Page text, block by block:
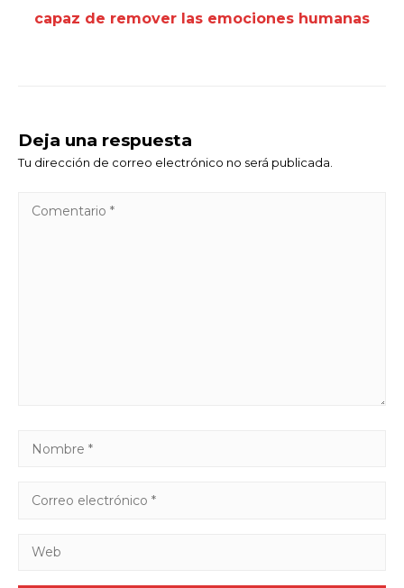
capaz de remover las emociones humanas
Deja una respuesta
Tu dirección de correo electrónico no será publicada.